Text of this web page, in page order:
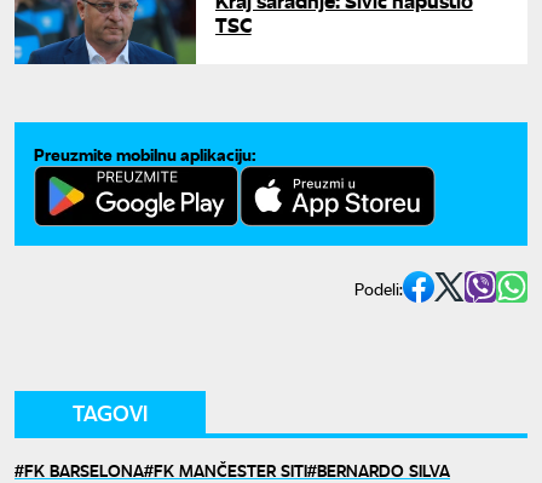
TSC
Preuzmite mobilnu aplikaciju:
Podeli:
TAGOVI
FK BARSELONA FK MANČESTER SITI BERNARDO SILVA